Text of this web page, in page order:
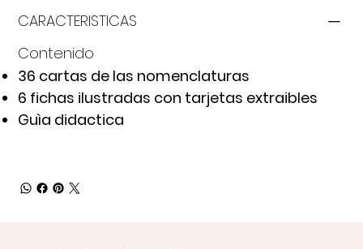
CARACTERISTICAS
Contenido
36 cartas de las nomenclaturas
6 fichas ilustradas con tarjetas extraibles
Guìa didactica